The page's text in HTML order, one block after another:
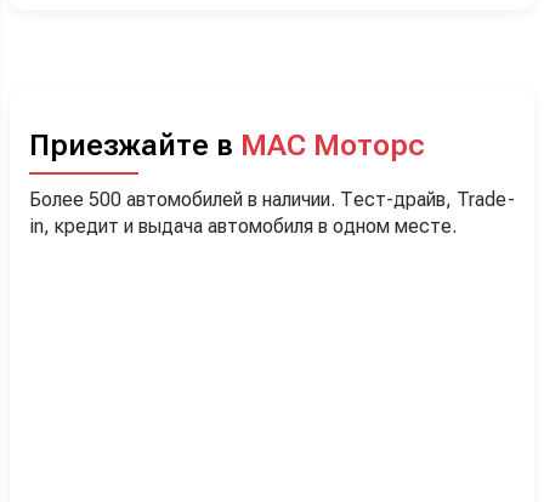
Приезжайте в МАС Моторс
Более 500 автомобилей в наличии. Тест-драйв, Trade-
in, кредит и выдача автомобиля в одном месте.